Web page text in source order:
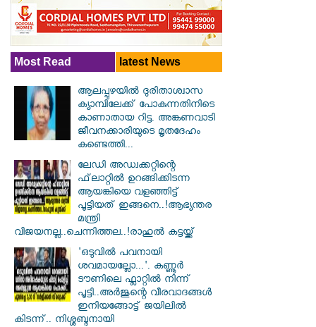
Most Read latest News
ആലപ്പുഴയിൽ ​ദുരിതാശ്വാസ
ക്യാമ്പിലേക്ക് പോകുന്നതിനിടെ
കാണാതായ റിട്ട. അങ്കണവാടി
ജീവനക്കാരിയുടെ മൃതദേഹം
കണ്ടെത്തി...
ലേഡി അഡ്വക്കറ്റിന്റെ
ഫ്‌ലാറ്റിൽ ഉറങ്ങിക്കിടന്ന
ആയങ്കിയെ വളഞ്ഞിട്ട്
പൂട്ടിയത് ഇങ്ങനെ..!ആഭ്യന്തര
മന്ത്രി
വിജയനല്ല..ചെന്നിത്തല..!രാഹുൽ കട്ടയ്ക്ക്
'ഒടുവിൽ പവനായി
ശവമായല്ലോ...'. കണ്ണൂര്‍
ടൗണിലെ ഫ്ലാറ്റിൽ നിന്ന്
പൂട്ടി..അർജുന്റെ വീരവാദങ്ങൾ
ഇനിയങ്ങോട്ട് ജയിലിൽ
കിടന്ന്.. നിശ്ശബ്ദനായി